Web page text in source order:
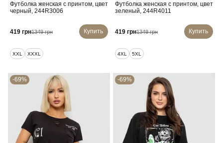
Футболка женская с принтом, цвет
черный, 244R3006
419 грн1349 грн Купить
XXL XXXL
Футболка женская с принтом, цвет
зеленый, 244R4011
419 грн1349 грн Купить
4XL 5XL
-69% -69%